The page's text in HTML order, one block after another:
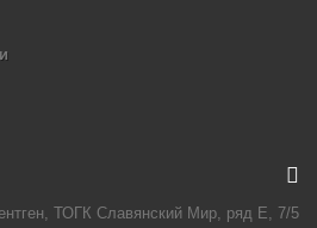
ТОГК Славянский Мир, ряд Е, 7/5